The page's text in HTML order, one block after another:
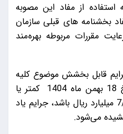
از مفاد این مصوبه
بخشنامه های قبلی سازمان
مقررات مربوطه بهره‌مند
قابل بخشش موضوع کلیه
قوانین مالیاتی در تاریخ 18 بهمن ماه 1404 کمتر یا
مساوی 7/000/000/000 میلیارد ریال باشد، جرایم یاد